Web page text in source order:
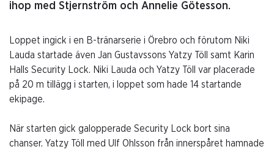
ihop med Stjernström och Annelie Götesson.
Loppet ingick i en B-tränarserie i Örebro och förutom Niki
Lauda startade även Jan Gustavssons Yatzy Töll samt Karin
Halls Security Lock. Niki Lauda och Yatzy Töll var placerade
på 20 m tillägg i starten, i loppet som hade 14 startande
ekipage.
När starten gick galopperade Security Lock bort sina
chanser. Yatzy Töll med Ulf Ohlsson från innerspåret hamnade